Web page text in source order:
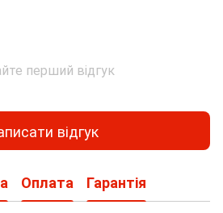
перший відгук
відгук
Оплата Гарантія